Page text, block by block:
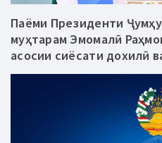
Паёми Президенти
муҳтарам Эмомалӣ
асосии сиёсати дохилӣ